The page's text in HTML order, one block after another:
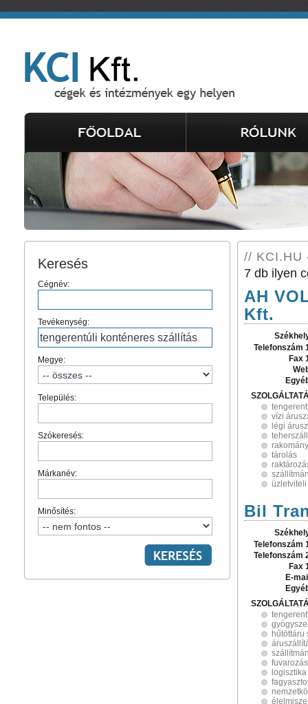
Keresés
Cégnév:
Tevékenység:
Megye:
Település:
Szókeresés:
Márkanév:
Minősítés:
// KCI.HU
7 db ilyen
AH
Kft.
Telefonszám
Fax
vízi
légi
tárolás
Bil
Telefonszám
Telefonszám
Fax
E-
hűtöttáru
fuvarozás
logisztika